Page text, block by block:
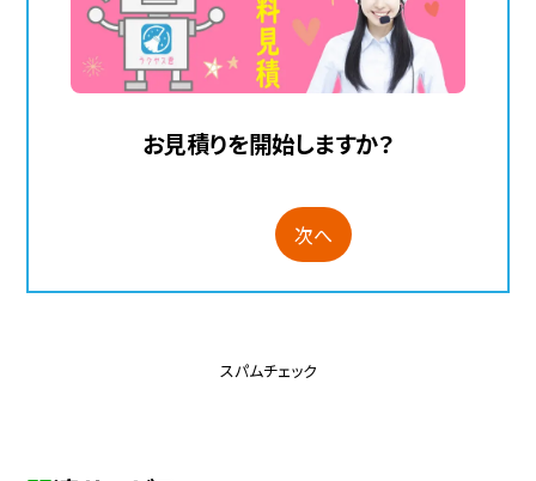
お見積りを開始しますか？
次へ
スパムチェック